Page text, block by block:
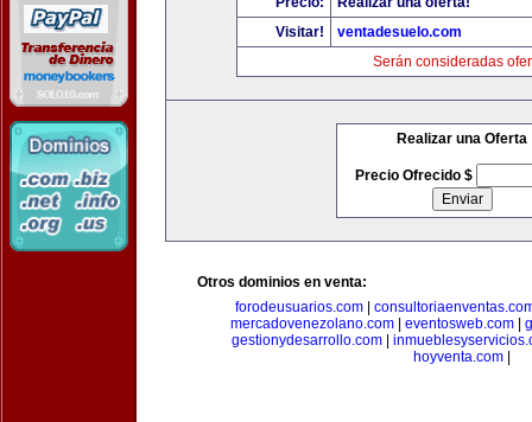
Visitar!
ventadesuelo.com
Serán consideradas
Realizar una Oferta
Precio Ofrecido $
Otros dominios en venta:
forodeusuarios.com
mercadovenezolano.com
eventosweb.com
gestionydesarrollo.com
hoyventa.com